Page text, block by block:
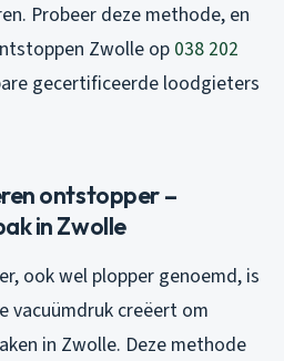
Probeer deze methode, en
Zwolle op 038 202
gecertificeerde loodgieters
ontstopper –
in Zwolle
ook wel plopper genoemd, is
vacuümdruk creëert om
in Zwolle. Deze methode